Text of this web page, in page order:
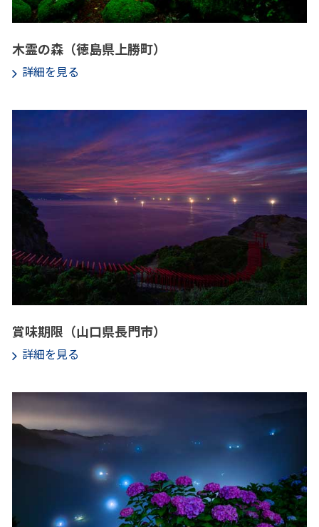
木霊の森（徳島県上勝町）
詳細を見る
賞味期限（山口県長門市）
詳細を見る